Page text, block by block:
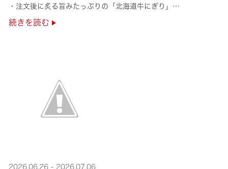
・注文後に炙る旨みたっぷりの「北海道牛にぎり」
・濃厚な甘みの「北海道ほたて」
続きを読む
2026.06.26 - 2026.07.06